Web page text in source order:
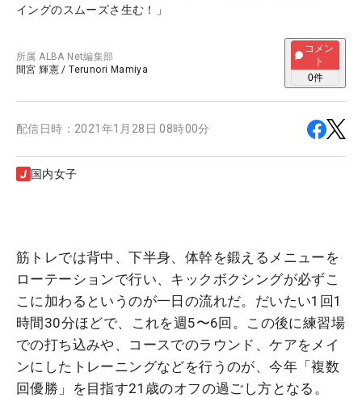
イングのスムーズさ生む！」
所属ALBA Net編集部
間宮 輝憲 /Terunori Mamiya
コメン
ト
0件
配信日時： 2021年1月28日 08時00分
国内女子
筋トレでは背中、下半身、体幹を鍛えるメニューを
ローテーションで行い、キックボクシングが必ずこ
こに加わるというのが一日の流れだ。だいたい1回1
時間30分ほどで、これを週5〜6回。この後に練習場
での打ち込みや、コースでのラウンド、ケアをメイ
ンにしたトレーニングなどを行うのが、今年「複数
回優勝」を目指す21歳のオフの過ごし方となる。